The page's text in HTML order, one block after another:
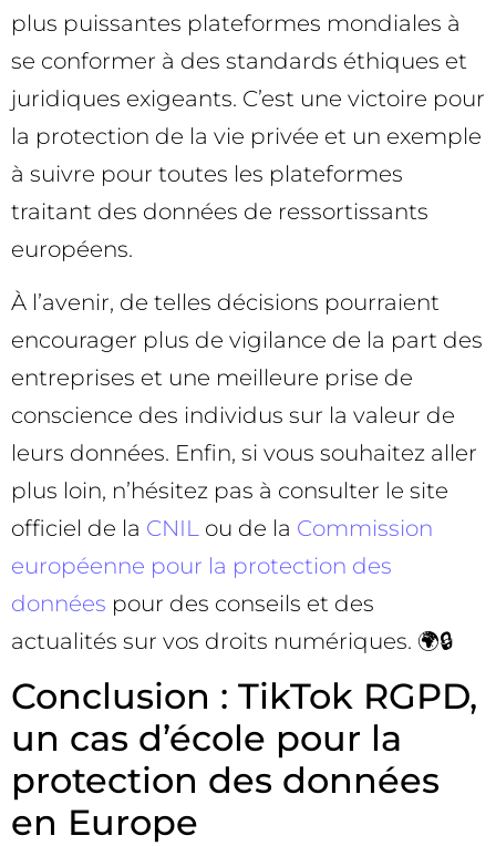
plus puissantes plateformes mondiales à
se conformer à des standards éthiques et
juridiques exigeants. C’est une victoire pour
la protection de la vie privée et un exemple
à suivre pour toutes les plateformes
traitant des données de ressortissants
européens.
À l’avenir, de telles décisions pourraient
encourager plus de vigilance de la part des
entreprises et une meilleure prise de
conscience des individus sur la valeur de
leurs données. Enfin, si vous souhaitez aller
plus loin, n’hésitez pas à consulter le site
officiel de la CNIL ou de la Commission
européenne pour la protection des
données pour des conseils et des
actualités sur vos droits numériques. 🌍🔒
Conclusion : TikTok RGPD,
un cas d’école pour la
protection des données
en Europe